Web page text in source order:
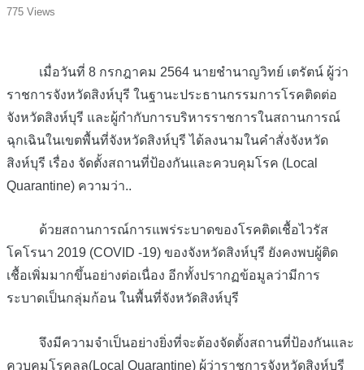
775 Views
เมื่อวันที่ 8 กรกฎาคม 2564 นายชำนาญวิทย์ เตรัตน์ ผู้ว่า
ราชการจังหวัดสิงห์บุรี ในฐานะประธานกรรมการโรคติดต่อ
จังหวัดสิงห์บุรี และผู้กำกับการบริหารราชการในสถานการณ์
ฉุกเฉินในเขตพื้นที่จังหวัดสิงห์บุรี ได้ลงนามในคำสั่งจังหวัด
สิงห์บุรี เรื่อง จัดตั้งสถานที่ป้องกันและควบคุมโรค (Local
Quarantine) ความว่า..
ด้วยสถานการณ์การแพร่ระบาดของโรคติดเชื้อไวรัส
โคโรนา 2019 (COVID -19) ของจังหวัดสิงห์บุรี ยังคงพบผู้ติด
เชื้อเพิ่มมากขึ้นอย่างต่อเนื่อง อีกทั้งปรากฏข้อมูลว่ามีการ
ระบาดเป็นกลุ่มก้อน ในพื้นที่จังหวัดสิงห์บุรี
จึงมีความจำเป็นอย่างยิ่งที่จะต้องจัดตั้งสถานที่ป้องกันและ
ควบคุมโรคลล(Local Quarantine) ผู้ว่าราชการจังหวัดสิงห์บุรี